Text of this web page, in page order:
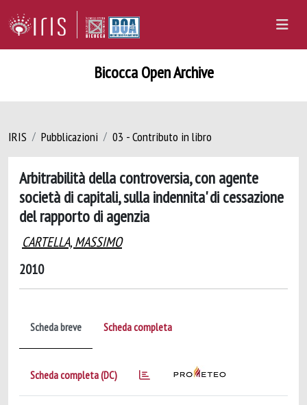
Bicocca Open Archive
IRIS Pubblicazioni 03 - Contributo in libro
Arbitrabilità della controversia, con agente
società di capitali, sulla indennita' di cessazione
del rapporto di agenzia
CARTELLA, MASSIMO
2010
Scheda breve Scheda completa
Scheda completa (DC)